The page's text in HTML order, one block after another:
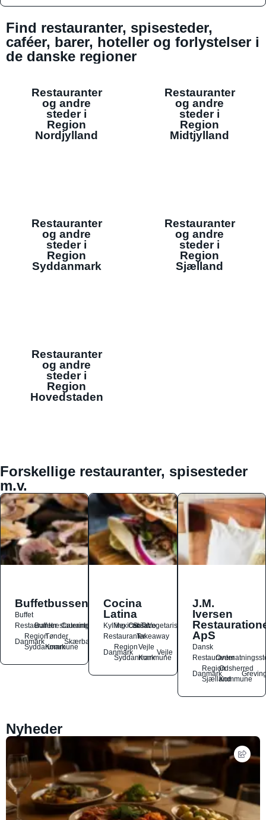
Find restauranter, spisesteder,
caféer, barer, hoteller og forlystelser i
de danske regioner
Restauranter
og andre
steder i
Region
Nordjylland
Restauranter
og andre
steder i
Region
Midtjylland
Restauranter
og andre
steder i
Region
Syddanmark
Restauranter
og andre
steder i
Region
Sjælland
Restauranter
og andre
steder i
Region
Hovedstaden
Forskellige restauranter, spisesteder
m.v.
Buffetbussen
Buffet
Restauranter
Buffetrestauranter
Catering
Danmark
Region
Syddanmark
Tønder
Kommune
Skærbæk
Cocina
Latina
Kylling
Mexicansk
OstSalat
TacoVegetarisk
RestauranterTakeaway
Danmark
Region
Syddanmark
Vejle
Kommune
Vejle
J.M.
Iversen
ApS
Dansk
Restauranter
Danmark
Region
Sjælland
Odsherred
Kommune
Nyheder